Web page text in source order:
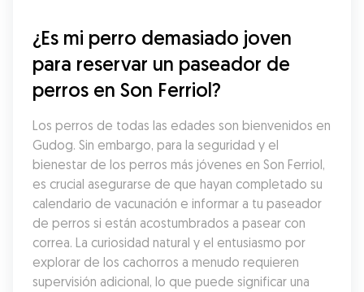
¿Es mi perro demasiado joven
para reservar un paseador de
perros en Son Ferriol?
Los perros de todas las edades son bienvenidos en
Gudog. Sin embargo, para la seguridad y el
bienestar de los perros más jóvenes en Son Ferriol,
es crucial asegurarse de que hayan completado su
calendario de vacunación e informar a tu paseador
de perros si están acostumbrados a pasear con
correa. La curiosidad natural y el entusiasmo por
explorar de los cachorros a menudo requieren
supervisión adicional, lo que puede significar una